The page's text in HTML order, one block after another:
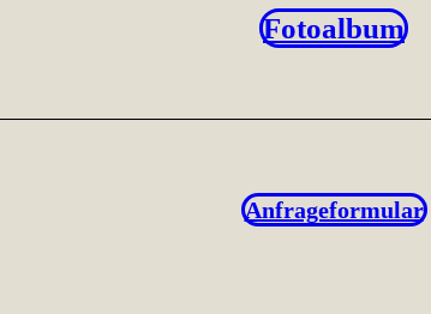
Fotoalbum
Anfrageformular